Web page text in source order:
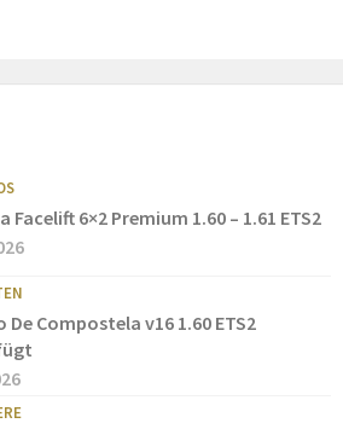
Facelift 6×2 Premium 1.60 – 1.61 ETS2
Compostela v16 1.60 ETS2